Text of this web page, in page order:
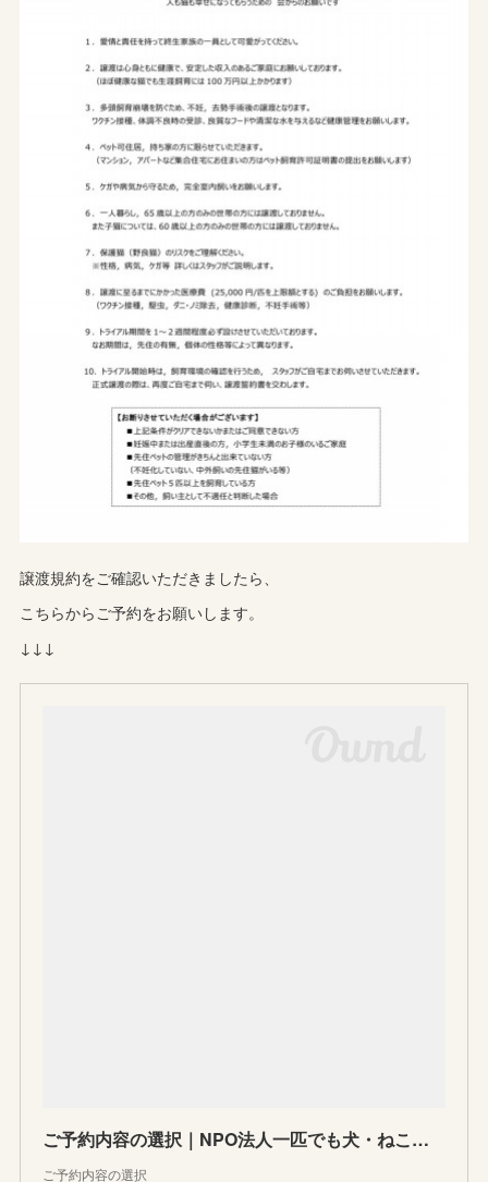
譲渡規約をご確認いただきましたら、
こちらからご予約をお願いします。
↓↓↓
ご予約内容の選択｜NPO法人一匹でも犬・ねこを救う会
ご予約内容の選択